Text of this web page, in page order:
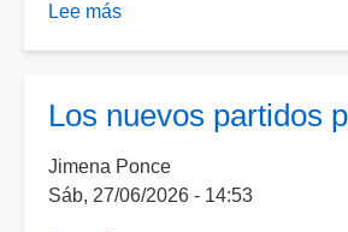
Lee más
que
el
20%
Los nuevos partidos
Jimena Ponce
Sáb, 27/06/2026 - 14:53